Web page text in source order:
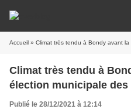
Accueil » Climat très tendu à Bondy avant la
Climat très tendu à
élection municipale des
Publié le 28/12/2021 à 12:14